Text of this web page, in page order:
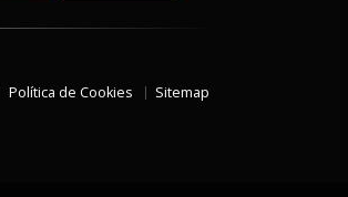
Política de Cookies Sitemap